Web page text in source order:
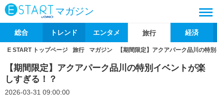
マガジン
総合 トレンド エンタメ 旅行 経済
E START トップページ 旅行 マガジン 【期間限定】アクアパーク品川の特
【期間限定】アクアパーク品川の特別イベントが楽
しすぎる！？
2026-03-31 09:00:00